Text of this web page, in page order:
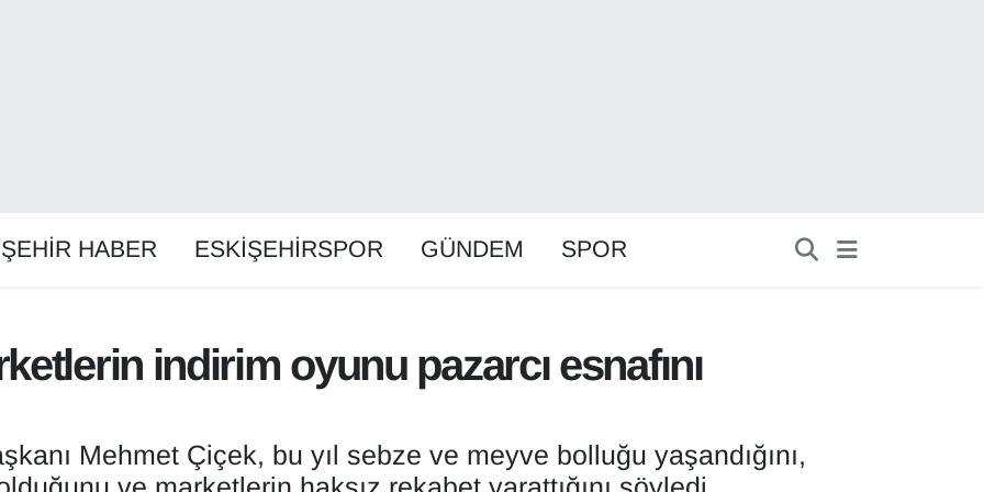
HABER ESKİŞEHİRSPOR GÜNDEM SPOR
indirim oyunu pazarcı esnafını
Mehmet Çiçek, bu yıl sebze ve meyve bolluğu yaşandığını,